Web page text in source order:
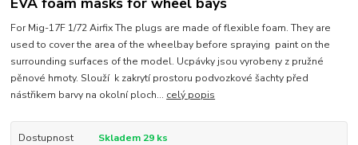
For Mig-17F 1/72 Airfix The plugs are made of flexible foam. They are
used to cover the area of the wheelbay before spraying paint on the
surrounding surfaces of the model. Ucpávky jsou vyrobeny z pružné
pěnové hmoty. Slouží k zakrytí prostoru podvozkové šachty před
nástřikem barvy na okolní ploch... celý popis
Dostupnost Skladem 29 ks